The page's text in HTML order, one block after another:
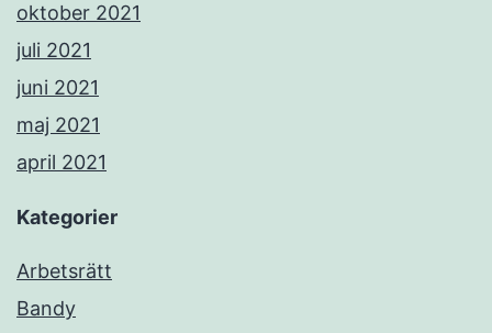
oktober 2021
juli 2021
juni 2021
maj 2021
april 2021
Kategorier
Arbetsrätt
Bandy